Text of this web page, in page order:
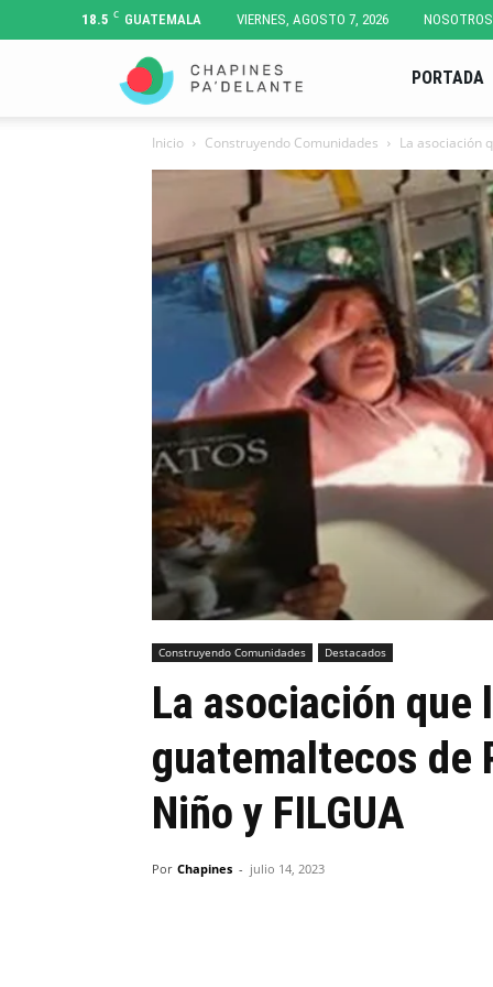
18.5 C GUATEMALA VIERNES, AGOSTO 7, 2026 NOSOTROS
Pa'
Delante
PORTADA
Inicio Construyendo Comunidades La asociación
Construyendo Comunidades Destacados
La asociación que
guatemaltecos de
Niño y FILGUA
Por Chapines - julio 14, 2023